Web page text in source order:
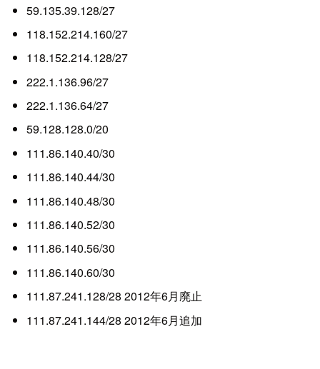
59.135.39.128/27
118.152.214.160/27
118.152.214.128/27
222.1.136.96/27
222.1.136.64/27
59.128.128.0/20
111.86.140.40/30
111.86.140.44/30
111.86.140.48/30
111.86.140.52/30
111.86.140.56/30
111.86.140.60/30
111.87.241.128/28 2012年6月廃止
111.87.241.144/28 2012年6月追加